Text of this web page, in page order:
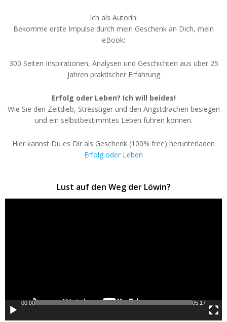
Ich als Autorin:
Bekomme erste Impulse durch mein Geschenk an Dich, mein
eBook:
300 Seiten Inspirationen, Analysen und Geschichten aus über 25
Jahren praktischer Erfahrung
Erfolg oder Leben? Ich will beides!
Wie Sie den Zeitdieb, Stresstiger und den Angstdrachen besiegen
und ein selbstbestimmtes Leben führen können.
Hier kannst Du es Dir als Geschenk (100% free) herunterladen
Erfolg oder Leben
Lust auf den Weg der Löwin?
00:00 05:17